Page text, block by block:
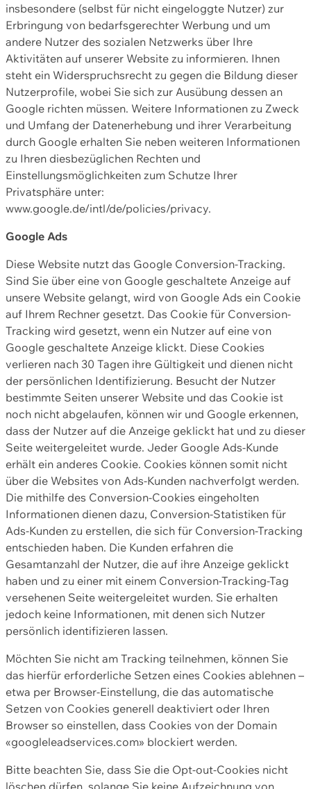
insbesondere (selbst für nicht eingeloggte Nutzer) zur
Erbringung von bedarfsgerechter Werbung und um
andere Nutzer des sozialen Netzwerks über Ihre
Aktivitäten auf unserer Website zu informieren. Ihnen
steht ein Widerspruchsrecht zu gegen die Bildung dieser
Nutzerprofile, wobei Sie sich zur Ausübung dessen an
Google richten müssen. Weitere Informationen zu Zweck
und Umfang der Datenerhebung und ihrer Verarbeitung
durch Google erhalten Sie neben weiteren Informationen
zu Ihren diesbezüglichen Rechten und
Einstellungsmöglichkeiten zum Schutze Ihrer
Privatsphäre unter:
www.google.de/intl/de/policies/privacy.
Google Ads
Diese Website nutzt das Google Conversion-Tracking.
Sind Sie über eine von Google geschaltete Anzeige auf
unsere Website gelangt, wird von Google Ads ein Cookie
auf Ihrem Rechner gesetzt. Das Cookie für Conversion-
Tracking wird gesetzt, wenn ein Nutzer auf eine von
Google geschaltete Anzeige klickt. Diese Cookies
verlieren nach 30 Tagen ihre Gültigkeit und dienen nicht
der persönlichen Identifizierung. Besucht der Nutzer
bestimmte Seiten unserer Website und das Cookie ist
noch nicht abgelaufen, können wir und Google erkennen,
dass der Nutzer auf die Anzeige geklickt hat und zu dieser
Seite weitergeleitet wurde. Jeder Google Ads-Kunde
erhält ein anderes Cookie. Cookies können somit nicht
über die Websites von Ads-Kunden nachverfolgt werden.
Die mithilfe des Conversion-Cookies eingeholten
Informationen dienen dazu, Conversion-Statistiken für
Ads-Kunden zu erstellen, die sich für Conversion-Tracking
entschieden haben. Die Kunden erfahren die
Gesamtanzahl der Nutzer, die auf ihre Anzeige geklickt
haben und zu einer mit einem Conversion-Tracking-Tag
versehenen Seite weitergeleitet wurden. Sie erhalten
jedoch keine Informationen, mit denen sich Nutzer
persönlich identifizieren lassen.
Möchten Sie nicht am Tracking teilnehmen, können Sie
das hierfür erforderliche Setzen eines Cookies ablehnen –
etwa per Browser-Einstellung, die das automatische
Setzen von Cookies generell deaktiviert oder Ihren
Browser so einstellen, dass Cookies von der Domain
«googleleadservices.com» blockiert werden.
Bitte beachten Sie, dass Sie die Opt-out-Cookies nicht